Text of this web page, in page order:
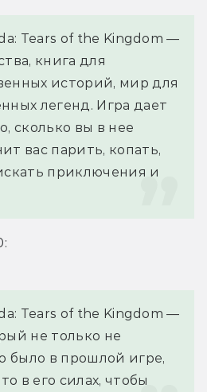
Tears of the Kingdom —
книга для
историй, мир для
легенд. Игра дает
сколько вы в нее
вас парить, копать,
приключения и
Tears of the Kingdom —
не только не
было в прошлой игре,
в его силах, чтобы